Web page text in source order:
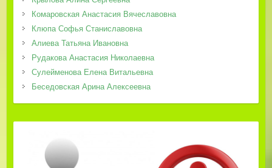
Комаровская Анастасия Вячеславовна
Клюпа Софья Станиславовна
Алиева Татьяна Ивановна
Рудакова Анастасия Николаевна
Сулейменова Елена Витальевна
Беседовская Арина Алексеевна